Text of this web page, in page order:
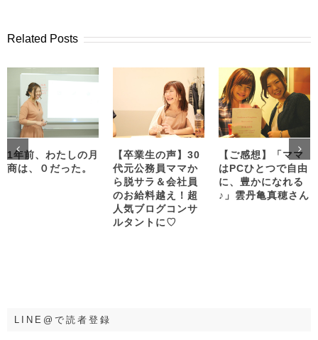
Related Posts
1年前、わたしの月
商は、０だった。
【卒業生の声】30
代元公務員ママか
ら脱サラ＆会社員
のお給料越え！超
人気ブログコンサ
ルタントに♡
【ご感想】「ママ
はPCひとつで自由
に、豊かになれる
♪」雲丹亀真穂さん
LINE@で読者登録